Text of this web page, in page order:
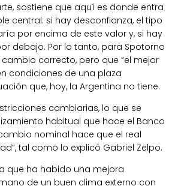
sostiene que aquí es donde entra
central: si hay desconfianza, el tipo
por encima de este valor y, si hay
debajo. Por lo tanto, para Spotorno
correcto, pero que “el mejor
condiciones de una plaza
que, hoy, la Argentina no tiene.
cambiarias, lo que se
habitual que hace el Banco
nominal hace que el real
tal como lo explicó Gabriel Zelpo.
que ha habido una mejora
de un buen clima externo con